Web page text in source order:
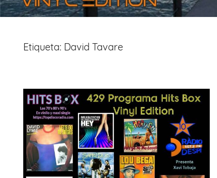
Etiqueta: David Tavare